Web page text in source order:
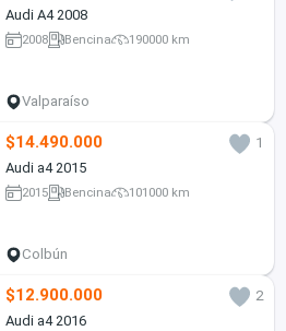
Audi A4 2008
2008 Bencina 190000 km
Valparaíso
$14.490.000
1
Audi a4 2015
2015 Bencina 101000 km
Colbún
$12.900.000
2
Audi a4 2016